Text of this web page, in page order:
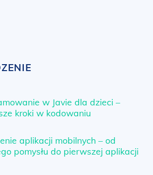
w Javie dla dzieci –
kroki w kodowaniu
aplikacji mobilnych – od
pomysłu do pierwszej aplikacji